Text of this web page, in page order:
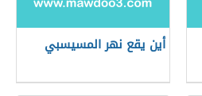
أين يقع نهر المسيسبي